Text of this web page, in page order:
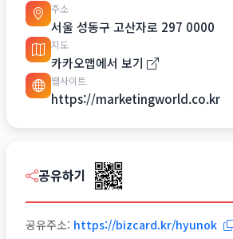
주소
서울 성동구 고산자로 297 0000
지도
카카오맵에서 보기
웹사이트
https://marketingworld.co.kr
공유하기
공유주소: https://bizcard.kr/hyunok